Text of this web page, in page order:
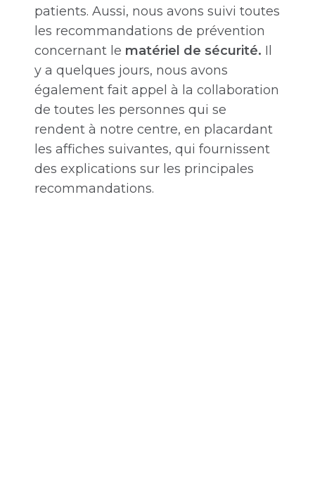
patients. Aussi, nous avons suivi toutes
les recommandations de prévention
concernant le matériel de sécurité. Il
y a quelques jours, nous avons
également fait appel à la collaboration
de toutes les personnes qui se
rendent à notre centre, en placardant
les affiches suivantes, qui fournissent
des explications sur les principales
recommandations.